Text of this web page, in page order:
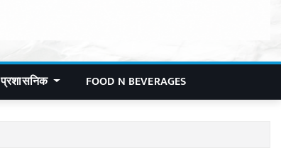
प्रशासनिक FOOD N BEVERAGES